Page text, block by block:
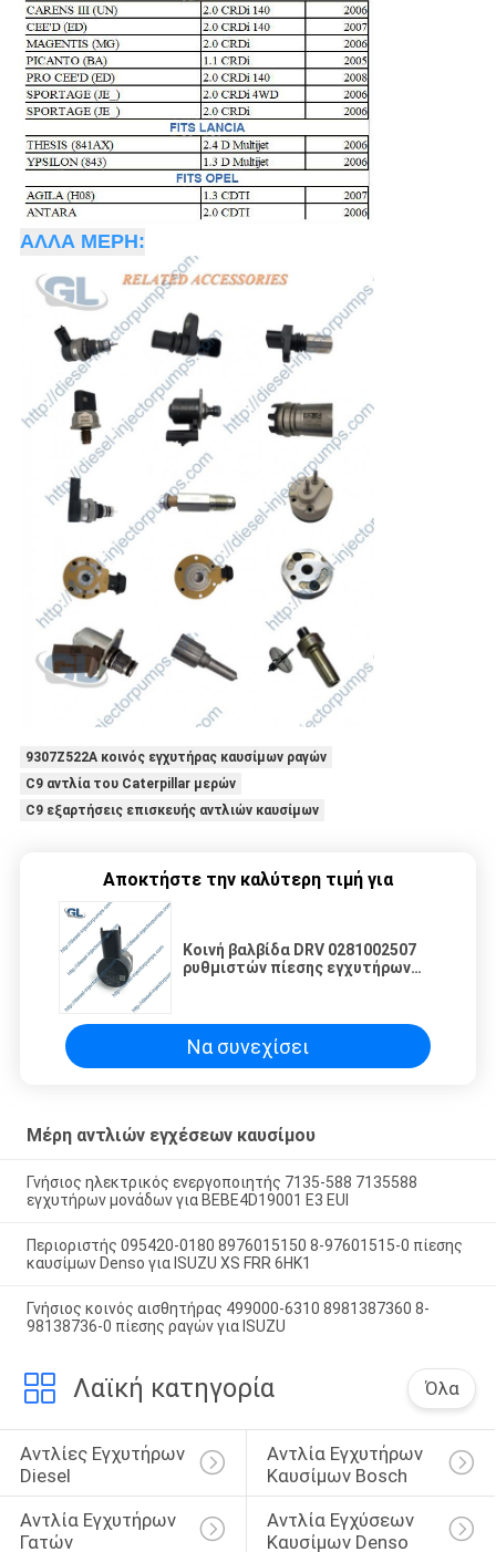
ΑΛΛΑ ΜΕΡΗ:
9307Z522A κοινός εγχυτήρας καυσίμων ραγών
C9 αντλία του Caterpillar μερών
C9 εξαρτήσεις επισκευής αντλιών καυσίμων
Αποκτήστε την καλύτερη τιμή για
Κοινή βαλβίδα DRV 0281002507
ρυθμιστών πίεσης εγχυτήρων
Να συνεχίσει
Μέρη αντλιών εγχέσεων καυσίμου
Γνήσιος ηλεκτρικός ενεργοποιητής 7135-588 7135588
εγχυτήρων μονάδων για BEBE4D19001 E3 EUI
Περιοριστής 095420-0180 8976015150 8-97601515-0 πίεσης
καυσίμων Denso για ISUZU XS FRR 6HK1
Γνήσιος κοινός αισθητήρας 499000-6310 8981387360 8-
98138736-0 πίεσης ραγών για ISUZU
Λαϊκή κατηγορία Όλα
Αντλίες Εγχυτήρων
Diesel
Αντλία Εγχυτήρων
Καυσίμων Bosch
Αντλία Εγχυτήρων
Γατών
Αντλία Εγχύσεων
Καυσίμων Denso